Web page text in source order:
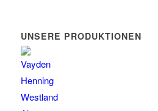
UNSERE PRODUKTIONEN